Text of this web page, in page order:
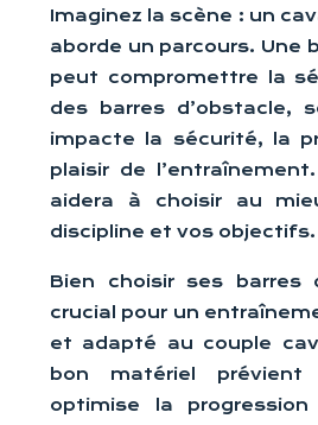
Imaginez la scène : un
aborde un parcours. Une
peut compromettre la
des barres d’obstacle,
impacte la sécurité, la
plaisir de
aidera à choisir au
discipline et vos objectifs.
Bien choisir ses barres
crucial pour un
et adapté au couple
bon matériel prévient
optimise la